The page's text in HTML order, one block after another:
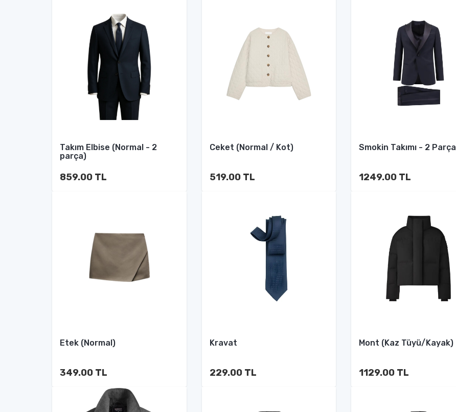
Takım Elbise (Normal - 2
parça)
859.00 TL
Ceket (Normal / Kot)
519.00 TL
Smokin Takımı - 2 Parça
1249.00 TL
Etek (Normal)
349.00 TL
Kravat
229.00 TL
Mont (Kaz Tüyü/Kayak)
1129.00 TL